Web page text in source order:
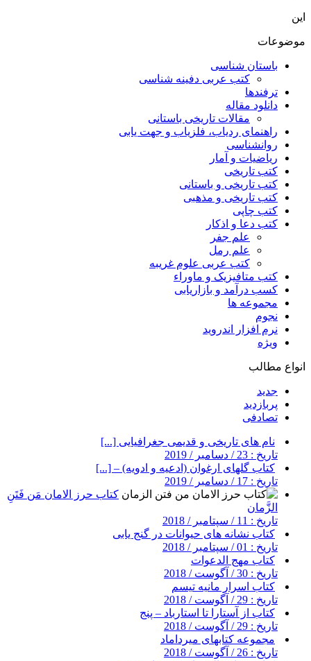
این
موضوعات
باستان شناسی
کتب عربی دفینه شناسی
ترفندها
دانلود مقاله
مقالات تاریخی باستانی
راهنمای ردیاب، فلزیاب و جهت یابی
روانشناسی
ریاضیات و آمار
کتب تاریخی
کتب تاریخی و باستانی
کتب تاریخی و مذهبی
کتب چاپی
کتب دعا و اذکار
علم جفر
علم رمل
کتب عربی علوم غریبه
کتب متافیزیک و ماوراء
کسب درآمد و بازاریابی
مجموعه ها
نجوم
نرم افزار اندروید
ویژه
انواع مطالب
جدید
پربازدید
تصادفی
نام های تاریخی و قدیمی جغرافیایی [...]
تاریخ : 23 / دسامبر / 2019
کتاب گلهای ارغوان (ادعیه و ادویه) – [...]
تاریخ : 17 / دسامبر / 2019
کتاب حرز الامان مَن فَتَنِ
الزَّمان
تاریخ : 11 / سپتامبر / 2018
کتاب نشانه های حیوانات در گنج یابی
تاریخ : 01 / سپتامبر / 2018
کتاب مهج الدعوات
تاریخ : 30 / آگوست / 2018
کتاب اسرار مانیه تیسم
تاریخ : 29 / آگوست / 2018
کتاب از آستارا تا استارباد – پنج
تاریخ : 29 / آگوست / 2018
مجموعه کتابهای میرداماد
تاریخ : 26 / آگوست / 2018